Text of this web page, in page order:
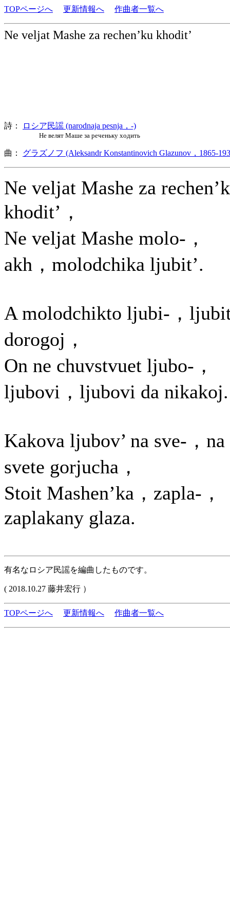
TOPページへ 更新情報へ 作曲者一覧へ
Ne veljat Mashe za rechen’ku khodit’
詩： ロシア民謡 (narodnaja pesnja，-)
Не велят Маше за реченьку ходить
曲： グラズノフ (Aleksandr Konstantinovich Glazunov，1865-
Ne veljat Mashe za
khodit’，
Ne veljat Mashe molo-，
akh，molodchika ljubit’.
A molodchikto ljubi-，
dorogoj，
On ne chuvstvuet ljubo-，
ljubovi，ljubovi da nikakoj.
Kakova ljubov’ na sve-，na
svete gorjucha，
Stoit Mashen’ka，zapla-，
zaplakany glaza.
有名なロシア民謡を編曲したものです。
( 2018.10.27 藤井宏行 ）
TOPページへ 更新情報へ 作曲者一覧へ